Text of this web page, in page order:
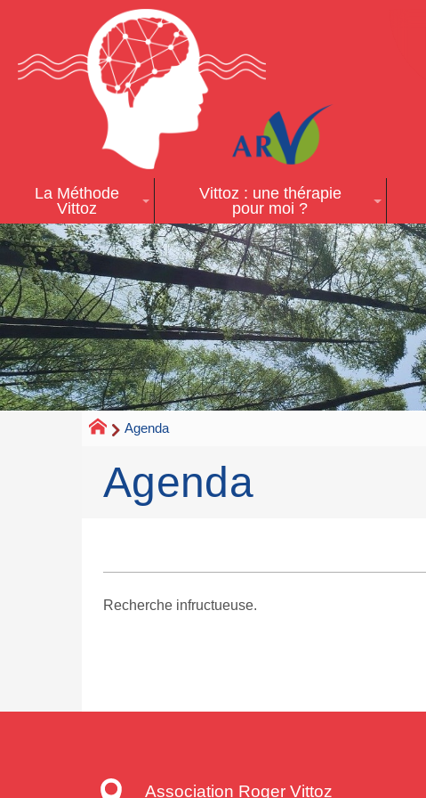
La Méthode
Vittoz
Vittoz : une thérapie
pour moi ?
Agenda
Agenda
Recherche infructueuse.
Association Roger Vittoz